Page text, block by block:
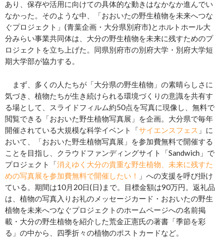
あり、保存や活用に向けての具体的な動きはなかなか進んでい
なかった。そのような中、「おおいたの野生植物を未来へつな
ぐプロジェクト」(青葉企画・大分県別府市)とホルトホール大
分みらい事業共同体は、大分の野生植物を未来に残すためのプ
ロジェクトを立ち上げた。同県別府市の別府大学・別府大学短
期大学部が協力する。
まず、多くの人たちが「大分県の野生植物」の素晴らしさに
気づき、植物たちが生き続けられる環境づくりの意識を共有す
る場として、スライドフィルム約50点を写真に現像し、無料で
閲覧できる「おおいた野生植物写真展」を企画。大分県で毎年
開催されている大規模な科学イベント「サイエンスフェス 」に
おいて、「おおいた野生植物写真展」を参加費無料で開催する
ことを目指し、クラウドファンディングサイト「Sandwich」で
プロジェクト「消えゆく大分の貴重な野生植物、未来に残すた
めの写真展を参加費無料で開催したい！
」への支援を呼び掛け
ている。期間は10月20日(日)まで。目標金額は90万円。返礼品
は、植物の写真入りお礼のメッセージカード・おおいたの野生
植物を未来へつなぐプロジェクトのホームページへの名前掲
載・大分の野生植物を紹介した荒金正憲氏の著書「季節を彩
る」の中から、四季折々の植物のポストカードなど。